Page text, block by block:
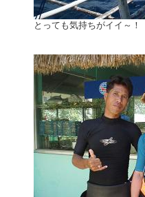
とっても気持ちがイイ～